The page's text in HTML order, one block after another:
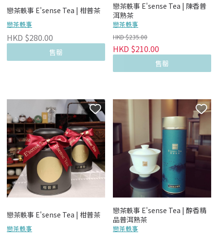
戀茶軼事 E'sense Tea | 柑普茶
戀茶軼事
HKD $280.00
售罄
戀茶軼事 E'sense Tea | 陳香普
洱熟茶
戀茶軼事
HKD $235.00
HKD $210.00
售罄
戀茶軼事 E'sense Tea | 柑普茶
戀茶軼事
戀茶軼事 E'sense Tea | 醇香精
品普洱熟茶
戀茶軼事